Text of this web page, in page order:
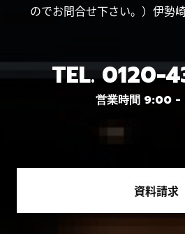
のでお問合せ下さい。）伊勢
TEL. 0120-
営業時間 9:00
資料請求